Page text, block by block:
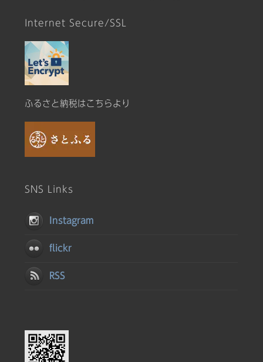
Internet Secure/SSL
ふるさと納税はこちらより
SNS Links
Instagram
flickr
RSS